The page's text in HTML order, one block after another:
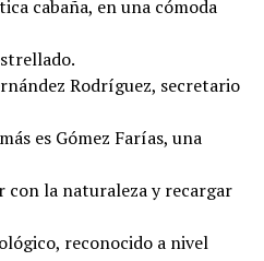
cabaña, en una cómoda
Rodríguez, secretario
es Gómez Farías, una
la naturaleza y recargar
reconocido a nivel